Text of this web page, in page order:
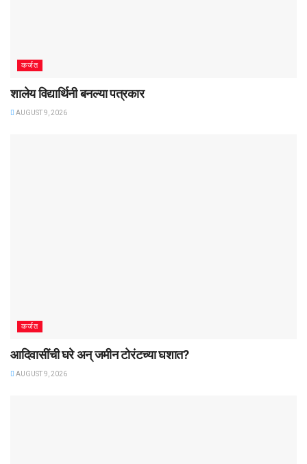
कर्जत
शालेय विद्यार्थिनी बनल्या पत्रकार
AUGUST 9, 2026
कर्जत
आदिवासींची घरे अन्‌‍‍ जमीन टोरंटच्या घशात?
AUGUST 9, 2026